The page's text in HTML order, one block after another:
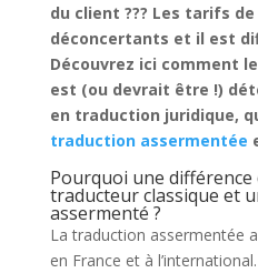
du client ??? Les tarifs
déconcertants et il est
Découvrez ici comment
est (ou devrait être !)
en traduction juridique,
traduction assermentée
Pourquoi une
traducteur classique et
assermenté ?
La traduction assermentée
en France et à